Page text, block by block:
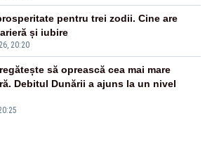
20:20
pentru trei zodii. Cine are
și iubire
să oprească cea mai mare
Debitul Dunării a ajuns la un nivel